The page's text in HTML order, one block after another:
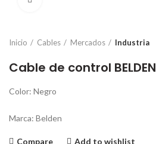
Inicio Cables Mercados Industria
Cable de control BELDEN
Color: Negro
Marca: Belden
Compare Add to wishlist